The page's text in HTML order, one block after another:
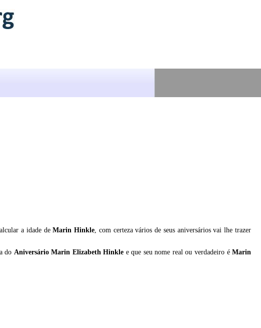
a idade deMarin Hinkle, com certeza vários de seus aniversários vai lhe trazer
do Aniversário Marin Elizabeth Hinkle e que seu nome real ou verdadeiro éMarin